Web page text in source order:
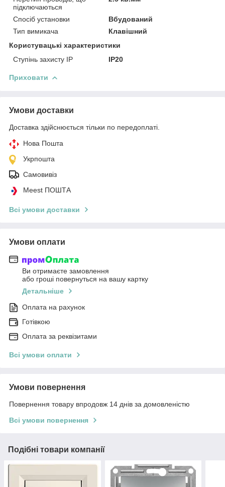
підключаються
Спосіб установки
Вбудований
Тип вимикача
Клавішний
Користувацькі характеристики
Ступінь захисту IP
IP20
Приховати
Умови доставки
Доставка здійснюється тільки по передоплаті.
Нова Пошта
Укрпошта
Самовивіз
Meest ПОШТА
Всі умови доставки
Умови оплати
Ви отримаєте замовлення
або гроші повернуться на вашу картку
Детальніше
Оплата на рахунок
Готівкою
Оплата за реквізитами
Всі умови оплати
Умови повернення
Повернення товару впродовж 14 днів за домовленістю
Всі умови повернення
Подібні товари компанії